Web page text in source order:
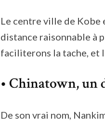
Le centre ville de Kobe
distance raisonnable à
faciliterons la tache, et
• Chinatown, un
De son vrai nom,